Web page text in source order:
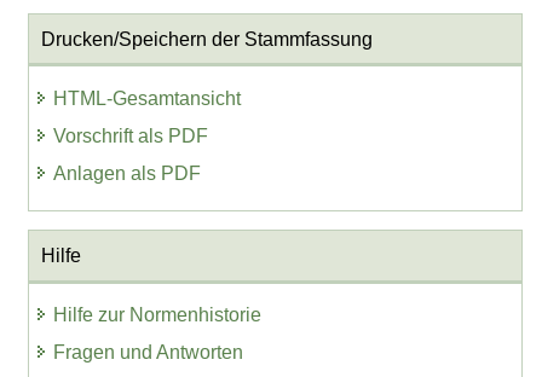
Drucken/Speichern der Stammfassung
HTML-Gesamtansicht
Vorschrift als PDF
Anlagen als PDF
Hilfe
Hilfe zur Normenhistorie
Fragen und Antworten